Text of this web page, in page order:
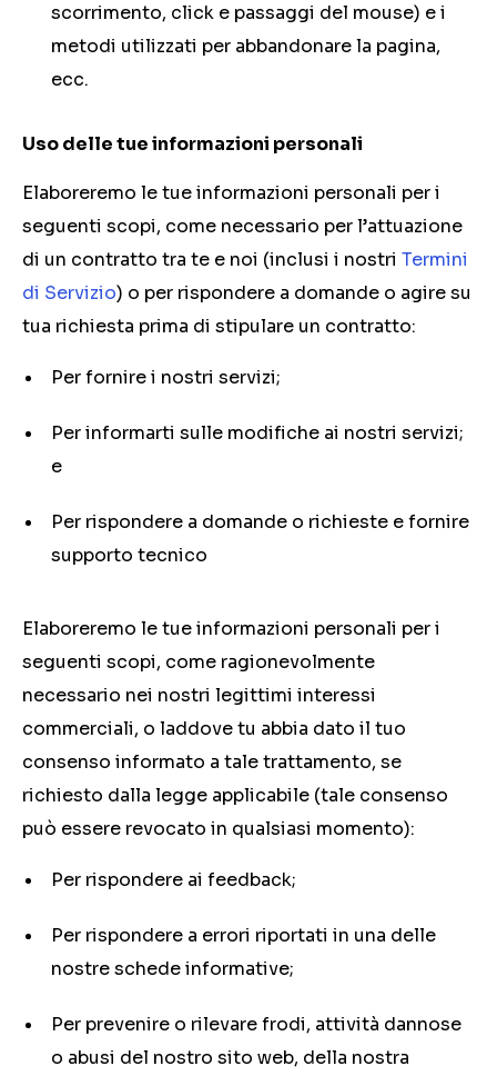
scorrimento, click e passaggi del mouse) e i
metodi utilizzati per abbandonare la pagina,
ecc.
Uso delle tue informazioni personali
Elaboreremo le tue informazioni personali per i
seguenti scopi, come necessario per l’attuazione
di un contratto tra te e noi (inclusi i nostri Termini
di Servizio) o per rispondere a domande o agire su
tua richiesta prima di stipulare un contratto:
Per fornire i nostri servizi;
Per informarti sulle modifiche ai nostri servizi;
e
Per rispondere a domande o richieste e fornire
supporto tecnico
Elaboreremo le tue informazioni personali per i
seguenti scopi, come ragionevolmente
necessario nei nostri legittimi interessi
commerciali, o laddove tu abbia dato il tuo
consenso informato a tale trattamento, se
richiesto dalla legge applicabile (tale consenso
può essere revocato in qualsiasi momento):
Per rispondere ai feedback;
Per rispondere a errori riportati in una delle
nostre schede informative;
Per prevenire o rilevare frodi, attività dannose
o abusi del nostro sito web, della nostra